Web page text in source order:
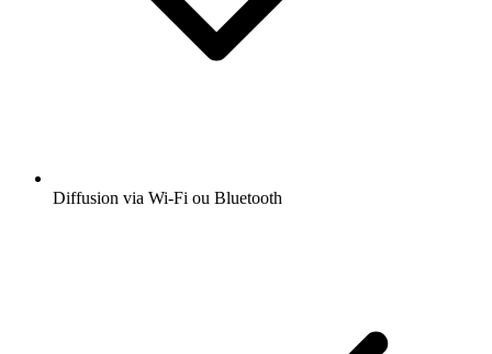
Diffusion via Wi-Fi ou Bluetooth